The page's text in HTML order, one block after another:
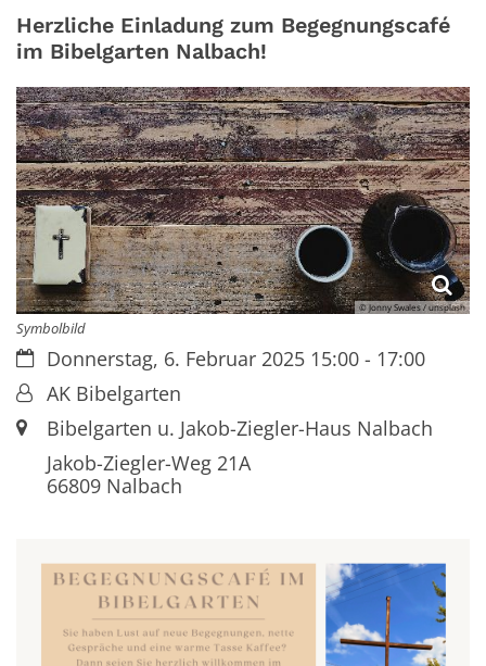
Herzliche Einladung zum Begegnungscafé
im Bibelgarten Nalbach!
© Jonny Swales / unsplash
Symbolbild
Datum:Donnerstag, 6. Februar 2025 15:00 - 17:00
Von:AK Bibelgarten
Ort:Bibelgarten u. Jakob-Ziegler-Haus Nalbach
Jakob-Ziegler-Weg 21A
66809Nalbach